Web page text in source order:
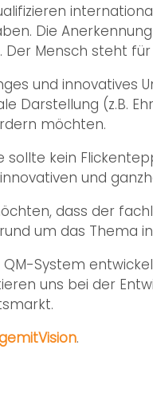
Die
Der Mensch steht
und innovatives
Darstellung (z.B.
möchten.
sollte kein
und
dass der
um das Thema
QM-System
uns bei der
.